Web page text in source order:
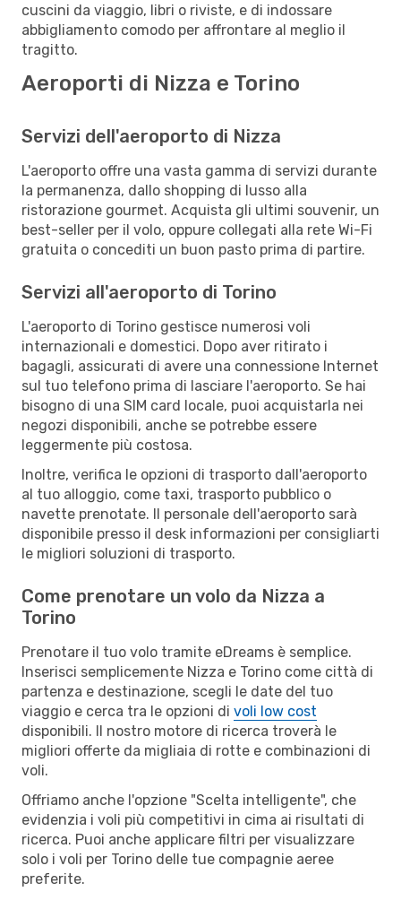
cuscini da viaggio, libri o riviste, e di indossare
abbigliamento comodo per affrontare al meglio il
tragitto.
Aeroporti di Nizza e Torino
Servizi dell'aeroporto di Nizza
L'aeroporto offre una vasta gamma di servizi durante
la permanenza, dallo shopping di lusso alla
ristorazione gourmet. Acquista gli ultimi souvenir, un
best-seller per il volo, oppure collegati alla rete Wi-Fi
gratuita o concediti un buon pasto prima di partire.
Servizi all'aeroporto di Torino
L'aeroporto di Torino gestisce numerosi voli
internazionali e domestici. Dopo aver ritirato i
bagagli, assicurati di avere una connessione Internet
sul tuo telefono prima di lasciare l'aeroporto. Se hai
bisogno di una SIM card locale, puoi acquistarla nei
negozi disponibili, anche se potrebbe essere
leggermente più costosa.
Inoltre, verifica le opzioni di trasporto dall'aeroporto
al tuo alloggio, come taxi, trasporto pubblico o
navette prenotate. Il personale dell'aeroporto sarà
disponibile presso il desk informazioni per consigliarti
le migliori soluzioni di trasporto.
Come prenotare un volo da Nizza a
Torino
Prenotare il tuo volo tramite eDreams è semplice.
Inserisci semplicemente Nizza e Torino come città di
partenza e destinazione, scegli le date del tuo
viaggio e cerca tra le opzioni di voli low cost
disponibili. Il nostro motore di ricerca troverà le
migliori offerte da migliaia di rotte e combinazioni di
voli.
Offriamo anche l'opzione "Scelta intelligente", che
evidenzia i voli più competitivi in cima ai risultati di
ricerca. Puoi anche applicare filtri per visualizzare
solo i voli per Torino delle tue compagnie aeree
preferite.